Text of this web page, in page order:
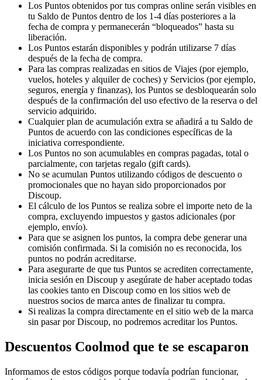
Los Puntos obtenidos por tus compras online serán visibles en
tu Saldo de Puntos dentro de los 1-4 días posteriores a la
fecha de compra y permanecerán “bloqueados” hasta su
liberación.
Los Puntos estarán disponibles y podrán utilizarse 7 días
después de la fecha de compra.
Para las compras realizadas en sitios de Viajes (por ejemplo,
vuelos, hoteles y alquiler de coches) y Servicios (por ejemplo,
seguros, energía y finanzas), los Puntos se desbloquearán solo
después de la confirmación del uso efectivo de la reserva o del
servicio adquirido.
Cualquier plan de acumulación extra se añadirá a tu Saldo de
Puntos de acuerdo con las condiciones específicas de la
iniciativa correspondiente.
Los Puntos no son acumulables en compras pagadas, total o
parcialmente, con tarjetas regalo (gift cards).
No se acumulan Puntos utilizando códigos de descuento o
promocionales que no hayan sido proporcionados por
Discoup.
El cálculo de los Puntos se realiza sobre el importe neto de la
compra, excluyendo impuestos y gastos adicionales (por
ejemplo, envío).
Para que se asignen los puntos, la compra debe generar una
comisión confirmada. Si la comisión no es reconocida, los
puntos no podrán acreditarse.
Para asegurarte de que tus Puntos se acrediten correctamente,
inicia sesión en Discoup y asegúrate de haber aceptado todas
las cookies tanto en Discoup como en los sitios web de
nuestros socios de marca antes de finalizar tu compra.
Si realizas la compra directamente en el sitio web de la marca
sin pasar por Discoup, no podremos acreditar los Puntos.
Descuentos Coolmod que te se escaparon
Informamos de estos códigos porque todavía podrían funcionar,